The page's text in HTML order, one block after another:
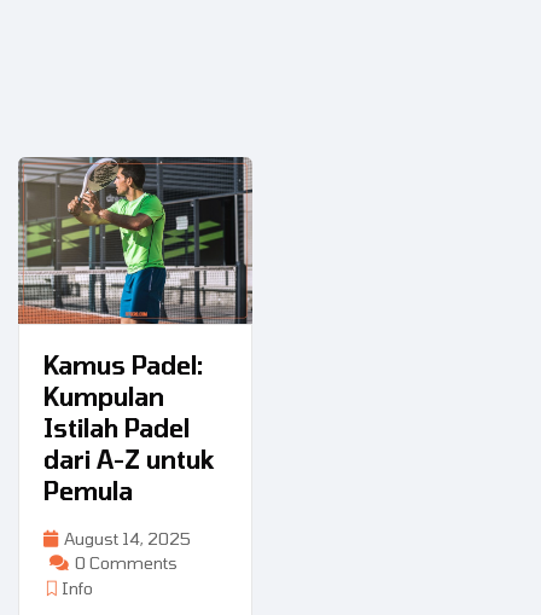
Kamus Padel:
Kumpulan
Istilah Padel
dari A-Z untuk
Pemula
August 14, 2025
0 Comments
Info